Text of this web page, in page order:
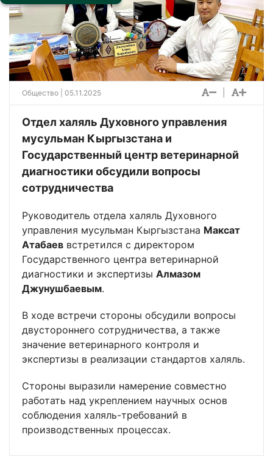
Общество | 05.11.2025
Отдел халяль Духовного управления
мусульман Кыргызстана и
Государственный центр ветеринарной
диагностики обсудили вопросы
сотрудничества
Руководитель отдела халяль Духовного
управления мусульман Кыргызстана Максат
Атабаев встретился с директором
Государственного центра ветеринарной
диагностики и экспертизы Алмазом
Джунушбаевым.
В ходе встречи стороны обсудили вопросы
двустороннего сотрудничества, а также
значение ветеринарного контроля и
экспертизы в реализации стандартов халяль.
Стороны выразили намерение совместно
работать над укреплением научных основ
соблюдения халяль-требований в
производственных процессах.